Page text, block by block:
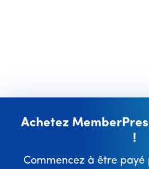
Achetez
!
Commencez à être payé